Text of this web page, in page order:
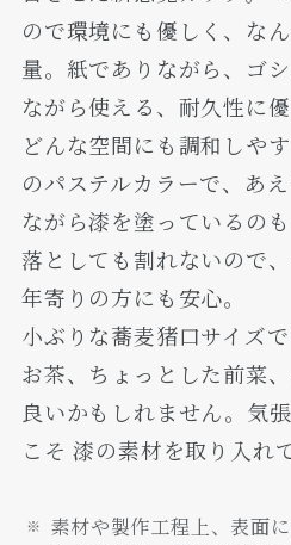
ので環境にも優しく、な
量。紙でありながら、ゴ
ながら使える、耐久性に優
どんな空間にも調和しや
のパステルカラーで、あ
ながら漆を塗っているの
落としても割れないので
年寄りの方にも安心。
小ぶりな蕎麦猪口サイズ
お茶、ちょっとした前菜
良いかもしれません。気
こそ 漆の素材を取り入れ
素材や製作工程上、表面